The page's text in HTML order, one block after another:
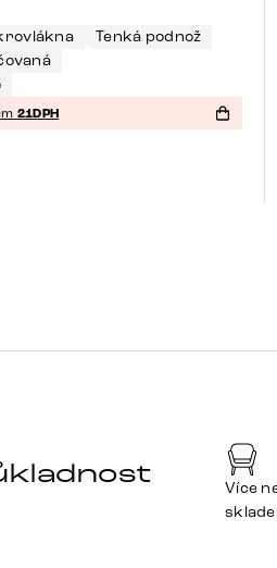
Tenká podnož
21DPH
Více